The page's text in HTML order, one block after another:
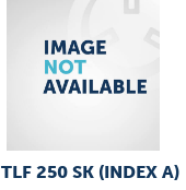
250 SK (INDEX A)